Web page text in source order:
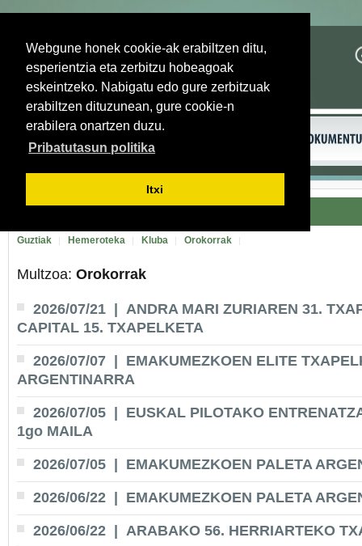
Webgune honek cookie-ak erabiltzen ditu,
esperientzia eta zerbitzu hobeagoak
eskeintzeko. Nabigatu edo gure zerbitzuak
erabiltzen dituzunean, gure cookie-n
erabilera onartzen duzu.
Pribatutasun politika
Itxi
Guztiak Hemeroteka Kluba Orokorrak
Multzoa: Orokorrak
2026/07/21 | ANDRA MARI ZURIAREN 31.
CAPITAL 15. TXAPELKETA
2026/07/07 | EMAKUMEZKOEN ELITE
ARGENTINARRA
2026/07/05 | EUSKAL PILOTAKO
1go MAILA
2026/07/05 | EMAKUMEZKOEN PALETA
2026/06/22 | EMAKUMEZKOEN PALETA
2026/06/22 | ARABAKO 56. HERRIARTEKO